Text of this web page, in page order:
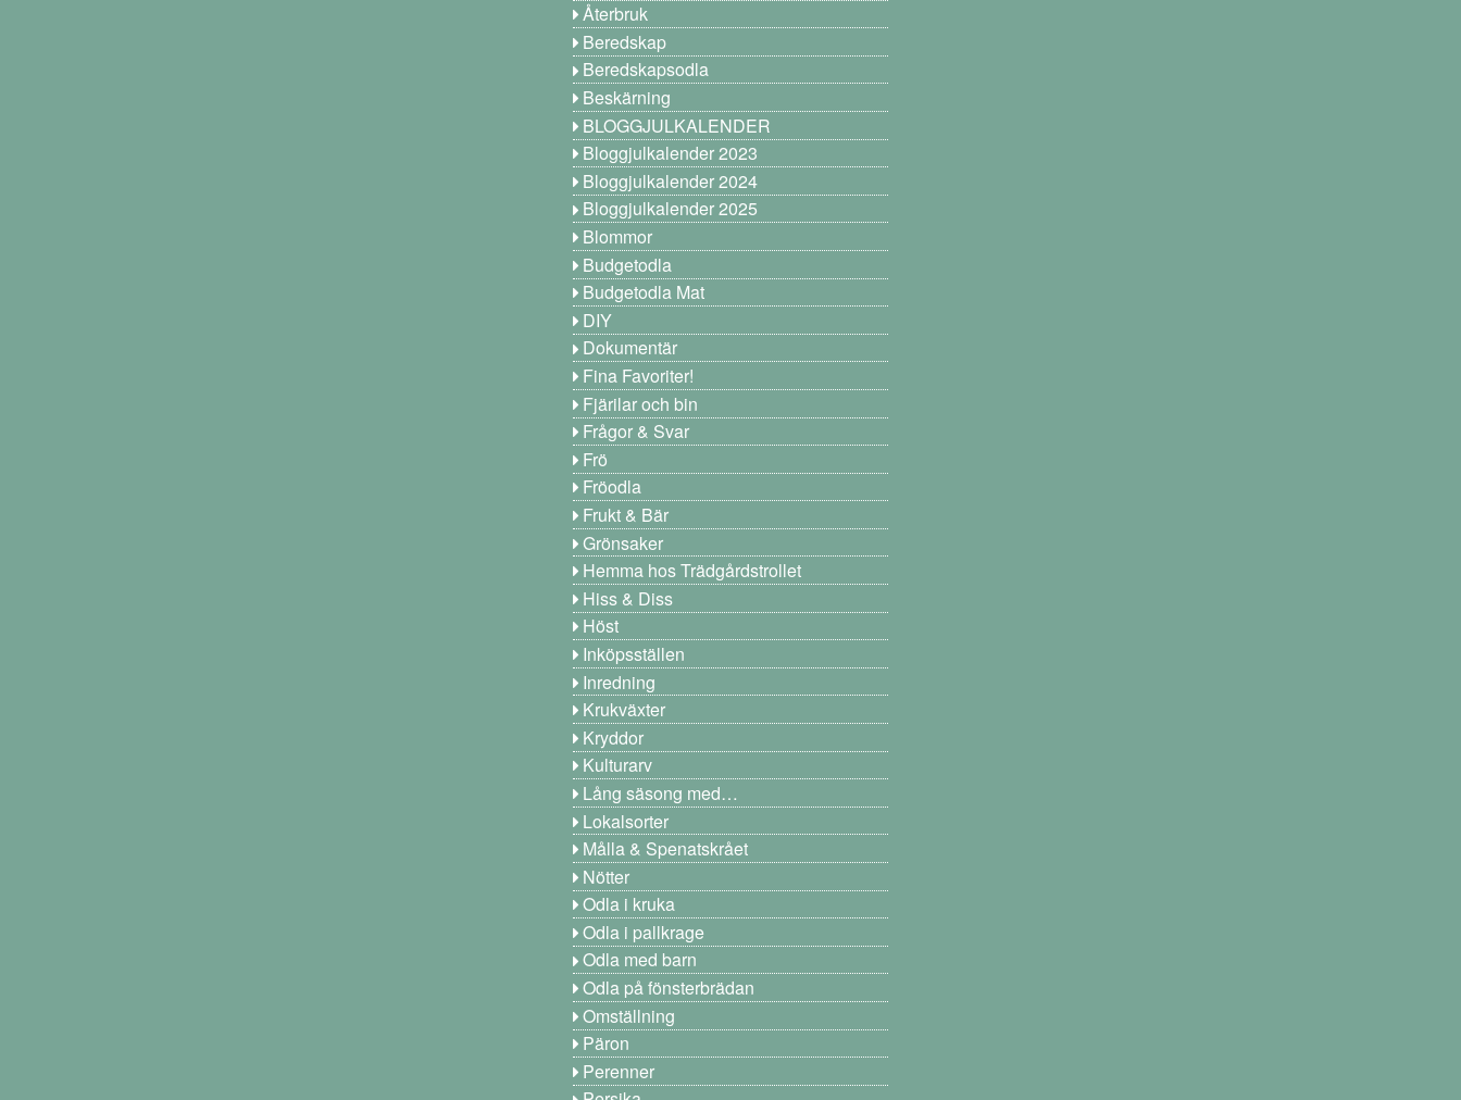
Återbruk
Beredskap
Beredskapsodla
Beskärning
BLOGGJULKALENDER
Bloggjulkalender 2023
Bloggjulkalender 2024
Bloggjulkalender 2025
Blommor
Budgetodla
Budgetodla Mat
DIY
Dokumentär
Fina Favoriter!
Fjärilar och bin
Frågor & Svar
Frö
Fröodla
Frukt & Bär
Grönsaker
Hemma hos Trädgårdstrollet
Hiss & Diss
Höst
Inköpsställen
Inredning
Krukväxter
Kryddor
Kulturarv
Lång säsong med…
Lokalsorter
Målla & Spenatskrået
Nötter
Odla i kruka
Odla i pallkrage
Odla med barn
Odla på fönsterbrädan
Omställning
Päron
Perenner